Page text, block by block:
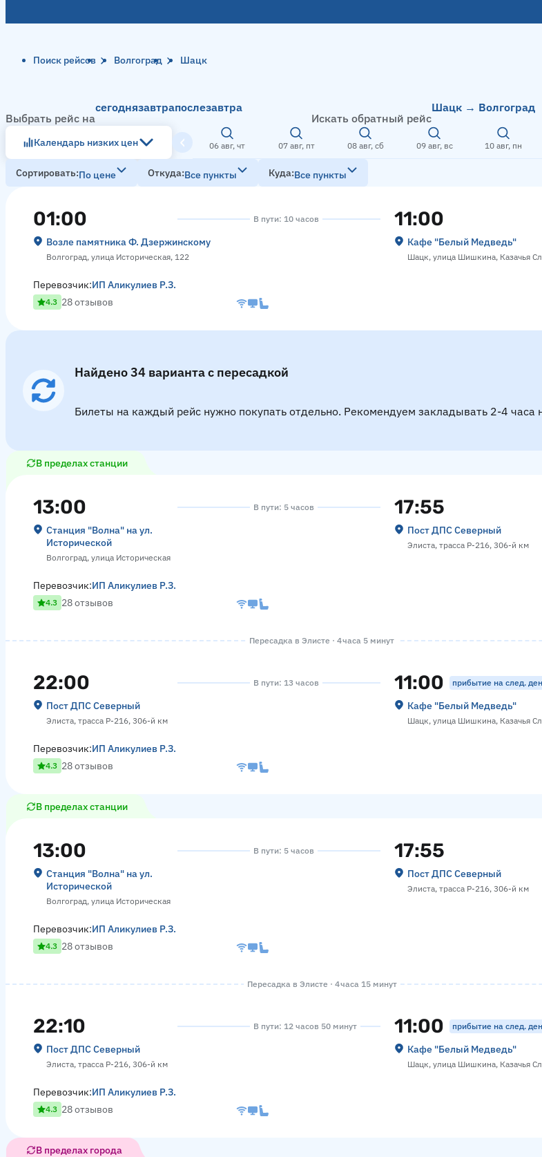
Поиск рейсов Волгоград Шацк
Выбрать рейс на
сегоднязавтрапослезавтра
Искать обратный рейс
Шацк → Волгоград
Календарь низких цен 06 авг, чт 07 авг, пт 08 авг, сб 09 авг, вс 10 авг, пн
Сортировать По цене Откуда Все пункты Куда Все пункты
01:00
Возле памятника Ф. Дзержинскому
Волгоград, улица Историческая, 122
В пути: 10 часов 11:00
Кафе "Белый Медведь"
Шацк, улица Шишкина, Казачья
Перевозчик:ИП Аликулиев Р.З.
4.3 28 отзывов
Найдено 34 варианта с пересадкой
Билеты на каждый рейс нужно покупать отдельно. Рекомендуем закладывать 2-4 часа
В пределах станции
13:00
Станция "Волна" на ул.
Исторической
Волгоград, улица Историческая
В пути: 5 часов 17:55
Пост ДПС Северный
Элиста, трасса Р-216, 306-й км
Перевозчик:ИП Аликулиев Р.З.
4.3 28 отзывов
Пересадка в Элисте · 4 часа 5 минут
22:00
Пост ДПС Северный
Элиста, трасса Р-216, 306-й км
В пути: 13 часов 11:00 прибытие на след.
Кафе "Белый Медведь"
Шацк, улица Шишкина, Казачья
Перевозчик:ИП Аликулиев Р.З.
4.3 28 отзывов
В пределах станции
13:00
Станция "Волна" на ул.
Исторической
Волгоград, улица Историческая
В пути: 5 часов 17:55
Пост ДПС Северный
Элиста, трасса Р-216, 306-й км
Перевозчик:ИП Аликулиев Р.З.
4.3 28 отзывов
Пересадка в Элисте · 4 часа 15 минут
22:10
Пост ДПС Северный
Элиста, трасса Р-216, 306-й км
В пути: 12 часов 50 минут 11:00 прибытие на след.
Кафе "Белый Медведь"
Шацк, улица Шишкина, Казачья
Перевозчик:ИП Аликулиев Р.З.
4.3 28 отзывов
В пределах города